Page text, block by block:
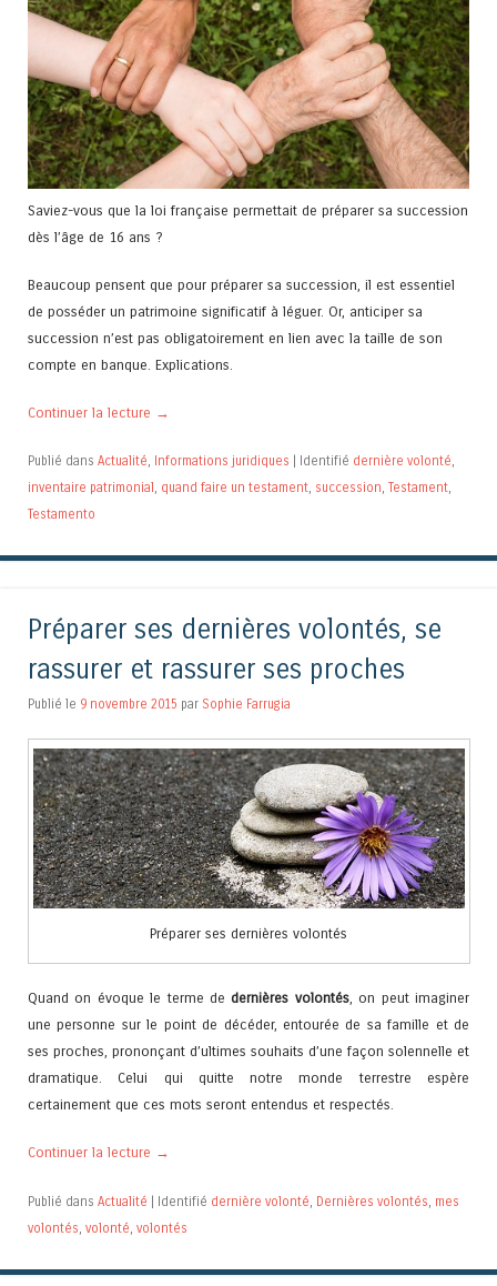
Saviez-vous que la loi française permettait de préparer sa succession
dès l’âge de 16 ans ?
Beaucoup pensent que pour préparer sa succession, il est essentiel
de posséder un patrimoine significatif à léguer. Or, anticiper sa
succession n’est pas obligatoirement en lien avec la taille de son
compte en banque. Explications.
Continuer la lecture →
Publié dans Actualité, Informations juridiques Identifié dernière volonté,
inventaire patrimonial , quand faire un testament, succession, Testament,
Testamento
Préparer ses dernières volontés, se
rassurer et rassurer ses proches
Publié le 9 novembre 2015 par Sophie Farrugia
Préparer ses dernières volontés
Quand on évoque le terme dedernières volontés, on peut imaginer
une personne sur le point de décéder, entourée de sa famille et de
ses proches, prononçant d’ultimes souhaits d’une façon solennelle et
dramatique. Celui qui quitte notre monde terrestre espère
certainement que ces mots seront entendus et respectés.
Continuer la lecture →
Publié dans Actualité | Identifié dernière volonté Dernières volontés mes
volontés volonté volontés